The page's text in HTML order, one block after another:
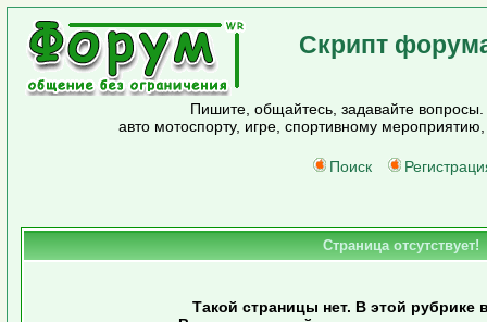
Скрипт
Пишите, общайтесь, задавайте
авто мотоспорту, игре, спортивному
Поиск
Страница отсутствует!
Такой страницы нет. В этой рубрике